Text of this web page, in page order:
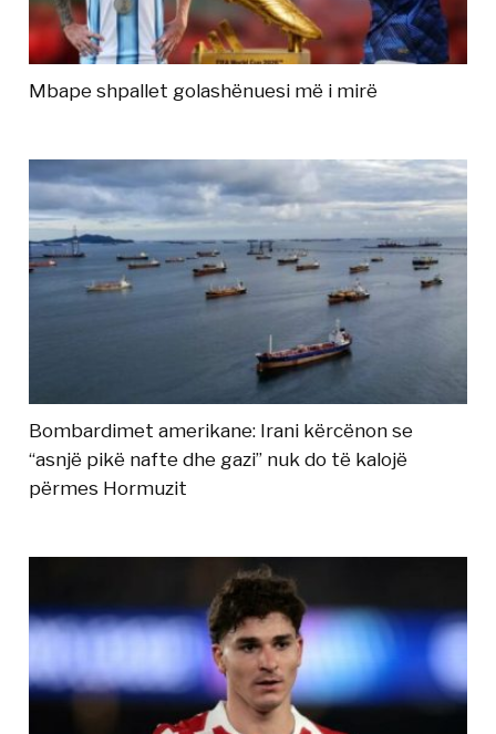
Mbape shpallet golashënuesi më i mirë
Bombardimet amerikane: Irani kërcënon se
“asnjë pikë nafte dhe gazi” nuk do të kalojë
përmes Hormuzit